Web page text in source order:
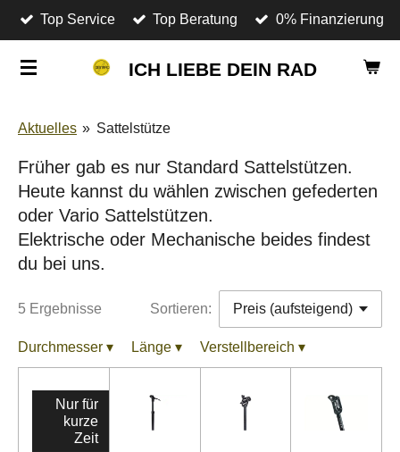
Zum
Hauptinhalt
springen
ICH LIEBE DEIN RAD
Top Service Top Beratung 0% Finanzierung
Aktuelles » Sattelstütze
Früher gab es nur Standard Sattelstützen.
Heute kannst du wählen zwischen gefederten
oder Vario Sattelstützen.
Elektrische oder Mechanische beides findest
du bei uns.
5 Ergebnisse Sortieren:
Durchmesser ▾ Länge ▾ Verstellbereich ▾
Nur für
kurze
Zeit